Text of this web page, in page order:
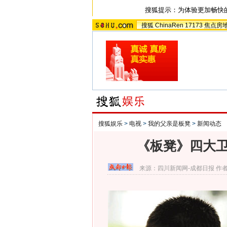
搜狐提示：为体验更加畅快
搜狐 ChinaRen 17173 焦点房
搜狐娱乐 > 电视 > 我的父亲是板凳 > 新闻动态
《板凳》四大
来源： 四川新闻网-成都日报 作